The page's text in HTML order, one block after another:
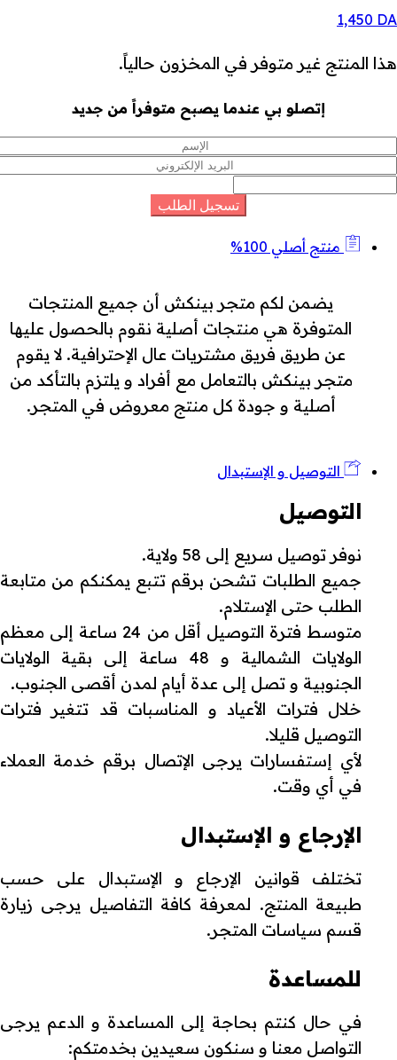
1,450 DA
هذا المنتج غير متوفر في المخزون حالياً.
إتصلو بي عندما يصبح متوفراً من جديد
منتج أصلي 100%
يضمن لكم متجر بينكش أن جميع المنتجات
المتوفرة هي منتجات أصلية نقوم بالحصول عليها
عن طريق فريق مشتريات عال الإحترافية. لا يقوم
متجر بينكش بالتعامل مع أفراد و يلتزم بالتأكد من
أصلية و جودة كل منتج معروض في المتجر.
التوصيل و الإستبدال
التوصيل
نوفر توصيل سريع إلى 58 ولاية.
جميع الطلبات تشحن برقم تتبع يمكنكم من متابعة
الطلب حتى الإستلام.
متوسط فترة التوصيل أقل من 24 ساعة إلى معظم
الولايات الشمالية و 48 ساعة إلى بقية الولايات
الجنوبية و تصل إلى عدة أيام لمدن أقصى الجنوب.
خلال فترات الأعياد و المناسبات قد تتغير فترات
التوصيل قليلا.
لأي إستفسارات يرجى الإتصال برقم خدمة العملاء
في أي وقت.
الإرجاع و الإستبدال
تختلف قوانين الإرجاع و الإستبدال على حسب
طبيعة المنتج. لمعرفة كافة التفاصيل يرجى زيارة
قسم سياسات المتجر.
للمساعدة
في حال كنتم بحاجة إلى المساعدة و الدعم يرجى
التواصل معنا و سنكون سعيدين بخدمتكم: